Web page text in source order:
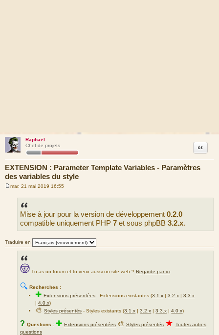
Raphaël
Chef de projets
EXTENSION : Parameter Template Variables - Paramètres
des variables du style
Citation
mar. 21 mai 2019 16:55
Mise à jour pour la version de développement 0.2.0
compatible uniquement PHP 7 et sous phpBB 3.2.x.
Traduire en
Tu as un forum et tu veux aussi un site web ? Regarde par ici.
🔍 Recherches :
✚Extensions présentées - Extensions existantes (3.1.x |3.2.x |3.3.x
|4.0.x)
🎨Styles présentés - Styles existants (3.1.x |3.2.x |3.3.x |4.0.x)
? Questions : ✚ Extensions présentées 🎨 Styles présentés ★ Toutes autres
questions